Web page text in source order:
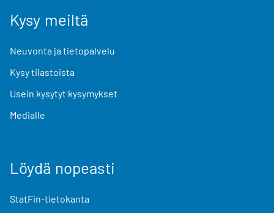
Kysy meiltä
Neuvonta ja tietopalvelu
Kysy tilastoista
Usein kysytyt kysymykset
Medialle
Löydä nopeasti
StatFin-tietokanta